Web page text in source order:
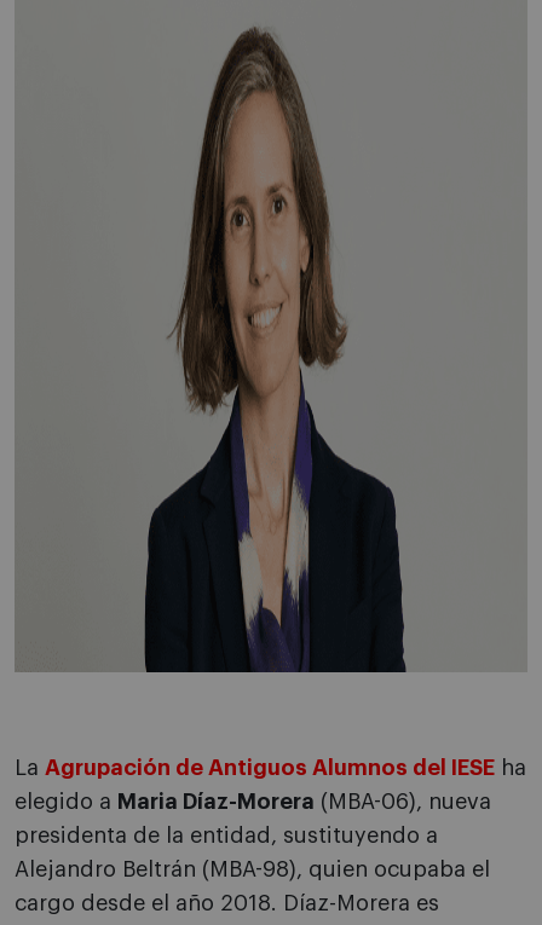
La Agrupación de Antiguos Alumnos del IESE ha
elegido a Maria Díaz-Morera (MBA-06), nueva
presidenta de la entidad, sustituyendo a
Alejandro Beltrán (MBA-98), quien ocupaba el
cargo desde el año 2018. Díaz-Morera es